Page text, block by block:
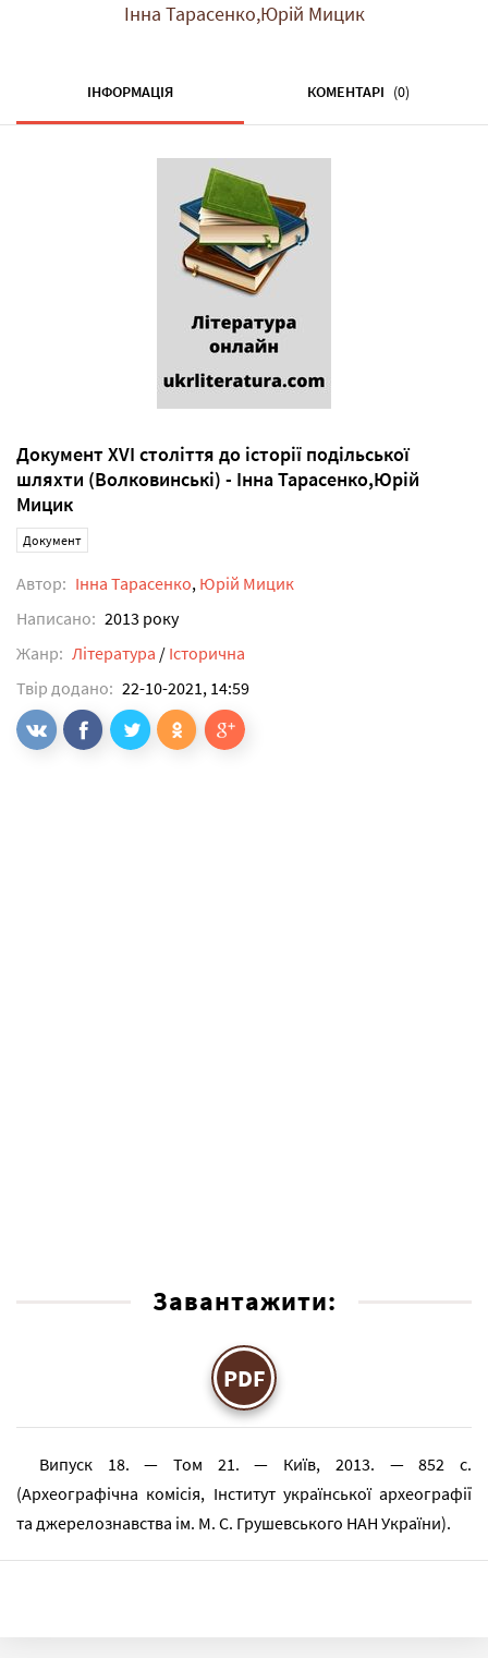
Інна Тарасенко,Юрій Мицик
ІНФОРМАЦІЯ КОМЕНТАРІ (0)
Документ XVI століття до історії подільської
шляхти (Волковинські) - Інна Тарасенко,Юрій
Мицик
Документ
Автор: Інна Тарасенко, Юрій Мицик
Написано: 2013 року
Жанр: Література / Історична
Твір додано: 22-10-2021, 14:59
Завантажити:
PDF
Випуск 18. — Том 21. — Київ, 2013. — 852 с.
(Археографічна комісія, Інститут української археографії
та джерелознавства ім. М. С. Грушевського НАН України).